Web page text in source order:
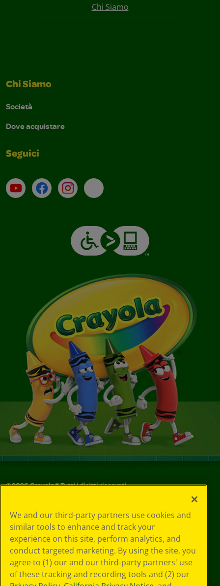
Chi Siamo
Chi Siamo
Società
Dove acquistare
Seguici
Su YouTube
ContattiProfilo Instagram
Email
©2026Crayola® Tutti i diritti riservati.
in materia di
privacy
Informativa sulla
privacy
Termini SMS
GDPR
Informativa sulla
We and our third-party partners use cookies and
similar tools to enhance and track your
experience on this site, perform analytics, and
conduct targeted marketing. By using the site, you
agree to (1) our and our third-party partners' use
of these tracking and recording tools and (2) our